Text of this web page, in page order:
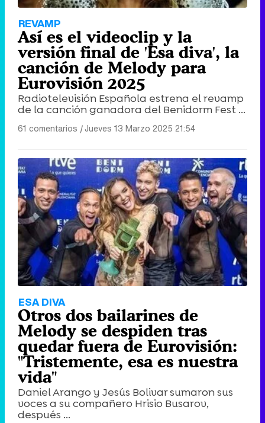
REVAMP
Así es el videoclip y la
versión final de 'Esa diva', la
canción de Melody para
Eurovisión 2025
Radiotelevisión Española estrena el revamp
de la canción ganadora del Benidorm Fest ...
61 comentarios |Jueves 13 Marzo 2025 21:54
ESA DIVA
Otros dos bailarines de
Melody se despiden tras
quedar fuera de Eurovisión:
"Tristemente, esa es nuestra
vida"
Daniel Arango y Jesús Bolivar sumaron sus
voces a su compañero Hrisio Busarov,
después ...